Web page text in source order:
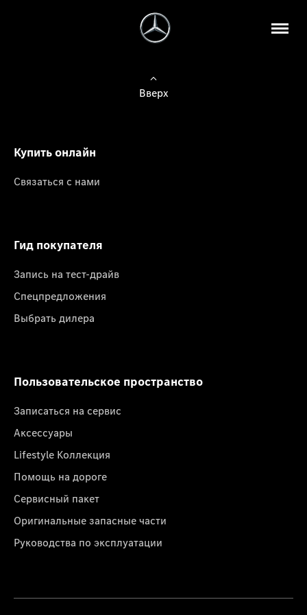
Вверх
Купить онлайн
Связаться с нами
Гид покупателя
Запись на тест-драйв
Спецпредложения
Выбрать дилера
Пользовательское пространство
Записаться на сервис
Аксессуары
Lifestyle Коллекция
Помощь на дороге
Сервисный пакет
Оригинальные запасные части
Руководства по эксплуатации